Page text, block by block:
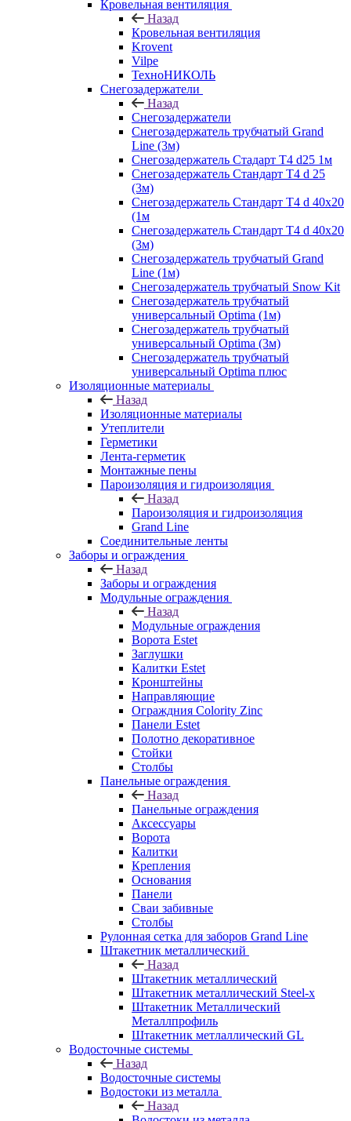
Кровельная вентиляция
Назад
Кровельная вентиляция
Krovent
Vilpe
ТехноНИКОЛЬ
Снегозадержатели
Назад
Снегозадержатели
Снегозадержатель трубчатый Grand
Line (3м)
Снегозадержатель Стадарт Т4 d25 1м
Снегозадержатель Стандарт Т4 d 25
(3м)
Снегозадержатель Стандарт Т4 d 40х20
(1м
Снегозадержатель Стандарт Т4 d 40х20
(3м)
Снегозадержатель трубчатый Grand
Line (1м)
Снегозадержатель трубчатый Snow Kit
Снегозадержатель трубчатый
универсальный Optima (1м)
Снегозадержатель трубчатый
универсальный Optima (3м)
Снегозадержатель трубчатый
универсальный Optima плюс
Изоляционные материалы
Назад
Изоляционные материалы
Утеплители
Герметики
Лента-герметик
Монтажные пены
Пароизоляция и гидроизоляция
Назад
Пароизоляция и гидроизоляция
Grand Line
Соединительные ленты
Заборы и ограждения
Назад
Заборы и ограждения
Модульные ограждения
Назад
Модульные ограждения
Ворота Estet
Заглушки
Калитки Estet
Кронштейны
Направляющие
Ограждния Colority Zinc
Панели Estet
Полотно декоративное
Стойки
Столбы
Панельные ограждения
Назад
Панельные ограждения
Аксессуары
Ворота
Калитки
Крепления
Основания
Панели
Сваи забивные
Столбы
Рулонная сетка для заборов Grand Line
Штакетник металлический
Назад
Штакетник металлический
Штакетник металлический Steel-x
Штакетник Металлический
Металлпрофиль
Штакетник метлаллический GL
Водосточные системы
Назад
Водосточные системы
Водостоки из металла
Назад